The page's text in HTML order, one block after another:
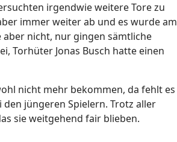
irgendwie weitere Tore zu
immer weiter ab und es wurde am
aber nicht, nur gingen sämtliche
Torhüter Jonas Busch hatte einen
nicht mehr bekommen, da fehlt es
jüngeren Spielern. Trotz aller
sie weitgehend fair blieben.